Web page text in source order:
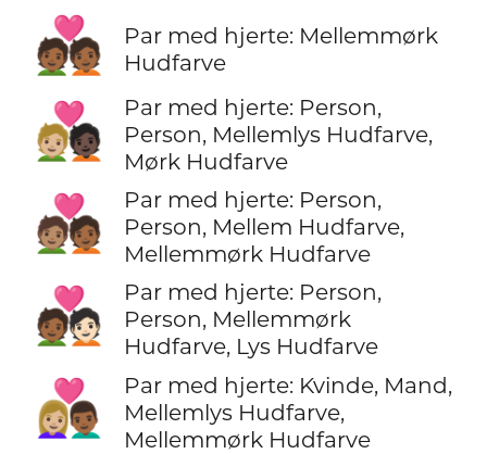
💑🏾
Par med hjerte: Mellemmørk
Hudfarve
🧑🏼‍❤️‍🧑🏿
Par med hjerte: Person,
Person, Mellemlys Hudfarve,
Mørk Hudfarve
🧑🏽‍❤️‍🧑🏾
Par med hjerte: Person,
Person, Mellem Hudfarve,
Mellemmørk Hudfarve
🧑🏾‍❤️‍🧑🏻
Par med hjerte: Person,
Person, Mellemmørk
Hudfarve, Lys Hudfarve
👩🏼‍❤️‍👨🏾
Par med hjerte: Kvinde, Mand,
Mellemlys Hudfarve,
Mellemmørk Hudfarve